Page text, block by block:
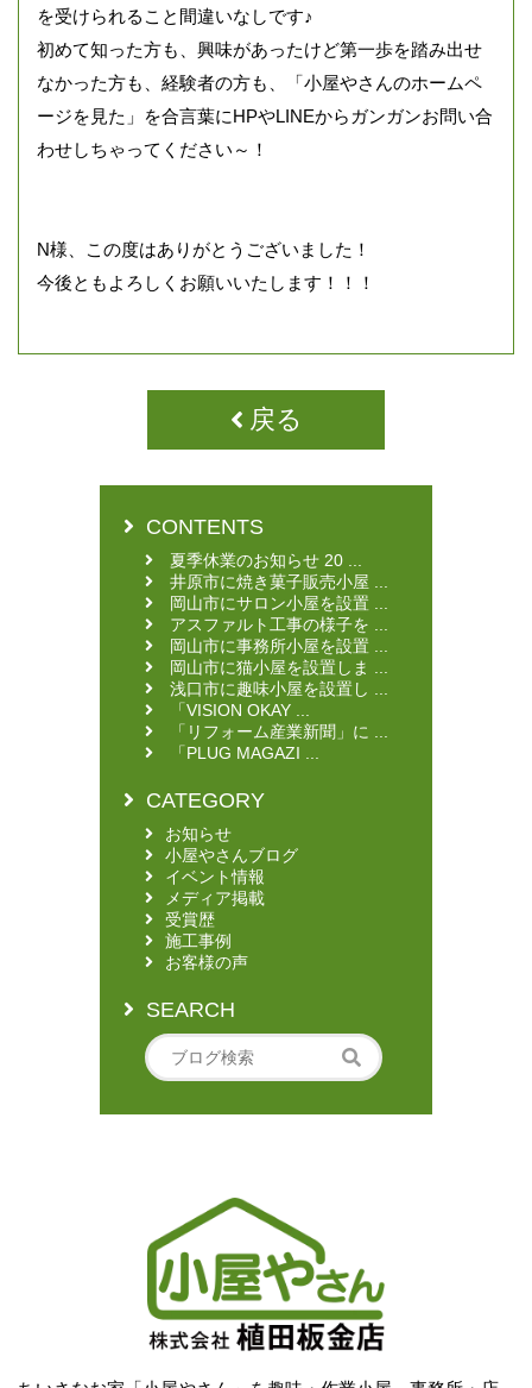
を受けられること間違いなしです♪
初めて知った方も、興味があったけど第一歩を踏み出せ
なかった方も、経験者の方も、「小屋やさんのホームペ
ージを見た」を合言葉にHPやLINEからガンガンお問い合
わせしちゃってください～！
N様、この度はありがとうございました！
今後ともよろしくお願いいたします！！！
戻る
CONTENTS
夏季休業のお知らせ 20 ...
井原市に焼き菓子販売小屋 ...
岡山市にサロン小屋を設置 ...
アスファルト工事の様子を ...
岡山市に事務所小屋を設置 ...
岡山市に猫小屋を設置しま ...
浅口市に趣味小屋を設置し ...
「VISION OKAY ...
「リフォーム産業新聞」に ...
「PLUG MAGAZI ...
CATEGORY
お知らせ
小屋やさんブログ
イベント情報
メディア掲載
受賞歴
施工事例
お客様の声
SEARCH